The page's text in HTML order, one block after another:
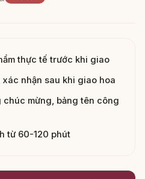
thực tế trước khi giao
nhận sau khi giao hoa
chúc mừng, bảng tên công
từ 60-120 phút